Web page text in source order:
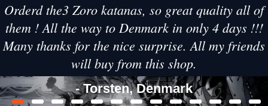
Orderd the3 Zoro katanas, so great quality all of
them ! All the way to Denmark in only 4 days !!!
Many thanks for the nice surprise. All my friends
will buy from this shop.
- Torsten, Denmark